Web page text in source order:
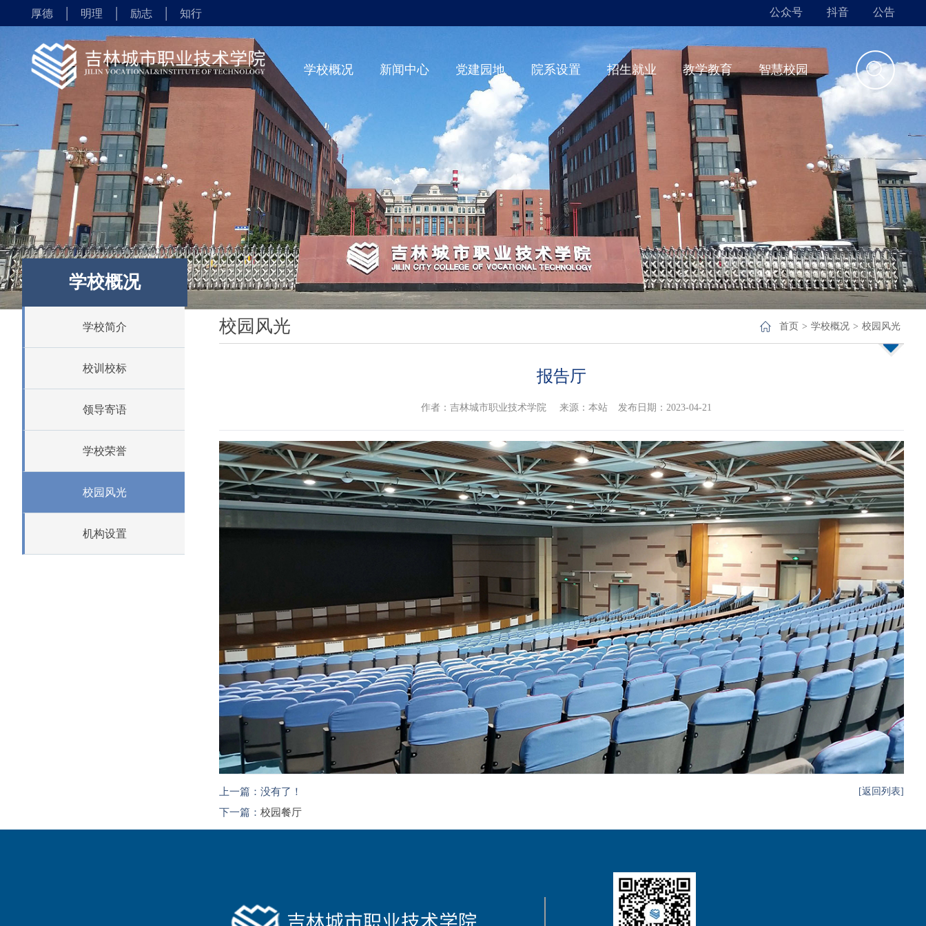
厚德 | 明理 | 励志 | 知行 公众号 抖音 公告
学校概况 新闻中心 党建园地 院系设置 招生就业 教学教育 智慧校园
学校概况
学校简介
校训校标
领导寄语
学校荣誉
校园风光
机构设置
校园风光 首页 > 学校概况 > 校园风光
报告厅
作者：吉林城市职业技术学院 来源：本站 发布日期：2023-04-21
上一篇：没有了！
下一篇： 校园餐厅
[返回列表]